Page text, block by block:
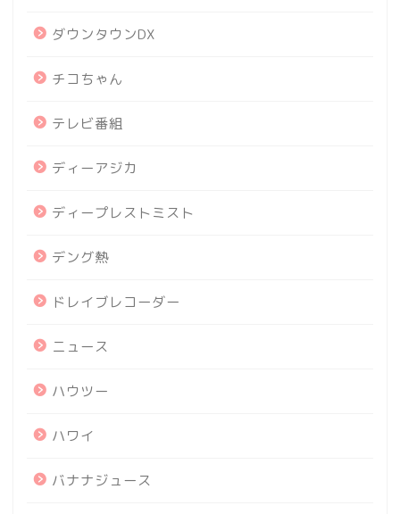
ダウンタウンDX
チコちゃん
テレビ番組
ディーアジカ
ディープレストミスト
デング熱
ドレイブレコーダー
ニュース
ハウツー
ハワイ
バナナジュース